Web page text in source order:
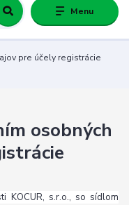
Menu
pre účely registrácie
osobných
KOCUR, s.r.o., so sídlom